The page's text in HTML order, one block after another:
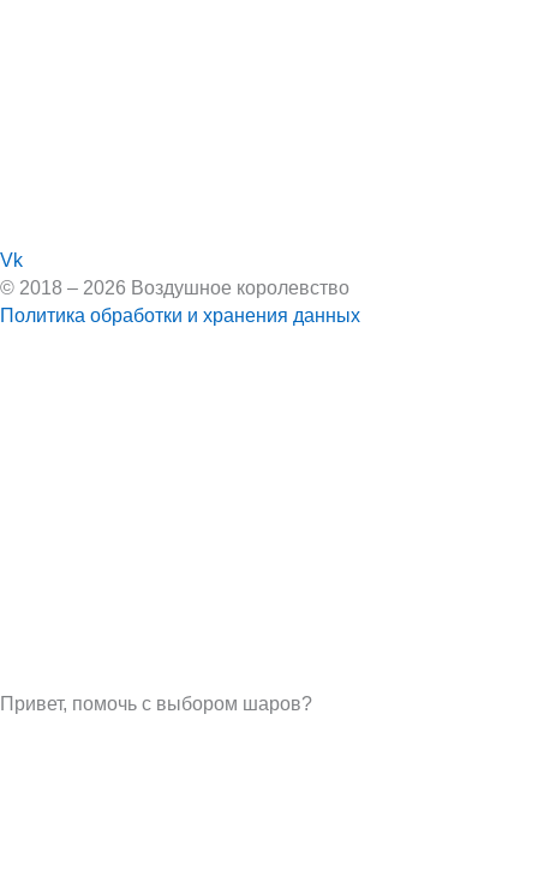
Vk
© 2018 – 2026 Воздушное королевство
Политика обработки и хранения данных
Привет, помочь с выбором шаров?